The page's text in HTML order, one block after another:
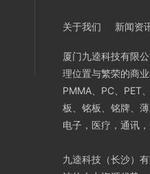
关于我们 新闻资
厦门九逵科技有限
理位置与繁荣的商
PMMA、PC、PET
板、铭板、铭牌、
电子，医疗，通讯
九逵科技（长沙）